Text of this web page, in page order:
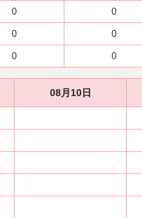
0 0
0 0
0 0
08月10日